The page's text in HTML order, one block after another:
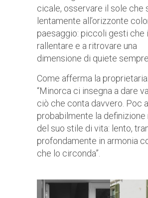
cicale, osservare il sole che
lentamente all’orizzonte
paesaggio: piccoli gesti che
rallentare e a ritrovare una
dimensione di quiete
Come afferma la proprietaria:
“Minorca ci insegna a dare
ciò che conta davvero. Poc
probabilmente la definizione
del suo stile di vita: lento,
profondamente in armonia
che lo circonda”.